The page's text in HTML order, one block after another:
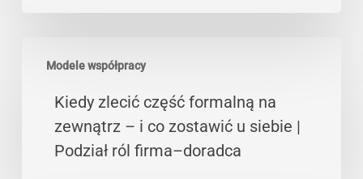
Modele współpracy
zlecić
Kiedy zlecić część formalną na
zewnątrz – i co zostawić u siebie |
Podział ról firma–doradca